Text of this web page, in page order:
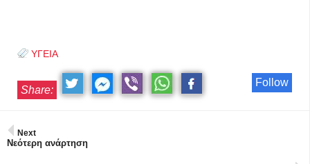
ΥΓΕΙΑ
Follow
Share:
Next
Νεότερη ανάρτηση